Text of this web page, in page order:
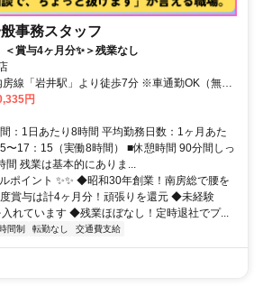
事務スタッフ
＜賞与4ヶ月分✨＞残業なし
線「岩井駅」より徒歩7分 ※車通勤OK（無料
円
：1日あたり8時間 平均勤務日数：1ヶ月あた
〜17：15（実働8時間） ■休憩時間 90分間しっ
残業は基本的にありま...
ポイント ✨✨ ◆昭和30年創業！南房総で腰を
賞与は計4ヶ月分！頑張りを還元 ◆未経験
れています ◆残業ほぼなし！定時退社でプ...
間制 転勤なし 交通費支給